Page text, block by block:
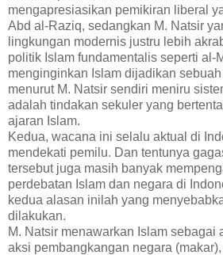
mengapresiasikan pemikiran liberal
Abd al-Raziq, sedangkan M. Natsir
lingkungan modernis justru lebih
politik Islam fundamentalis seperti al-
menginginkan Islam dijadikan
menurut M. Natsir sendiri meniru
adalah tindakan sekuler yang
ajaran Islam.
Kedua, wacana ini selalu aktual di
mendekati pemilu. Dan tentunya
tersebut juga masih banyak
perdebatan Islam dan negara di
kedua alasan inilah yang
dilakukan.
M. Natsir menawarkan Islam sebagai
aksi pembangkangan negara